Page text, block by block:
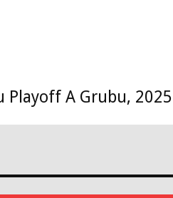
Playoff A Grubu,